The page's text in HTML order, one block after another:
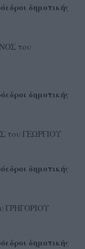
δημοτικής
του
δημοτικής
ΓΕΩΡΓΙΟΥ
δημοτικής
ΓΡΗΓΟΡΙΟΥ
δημοτικής